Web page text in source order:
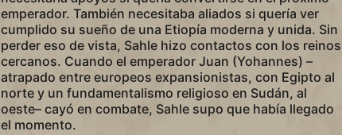
emperador. También necesitaba aliados si quería ver
cumplido su sueño de una Etiopía moderna y unida. Sin
perder eso de vista, Sahle hizo contactos con los reinos
cercanos. Cuando el emperador Juan (Yohannes) –
atrapado entre europeos expansionistas, con Egipto al
norte y un fundamentalismo religioso en Sudán, al
oeste– cayó en combate, Sahle supo que había llegado
el momento.